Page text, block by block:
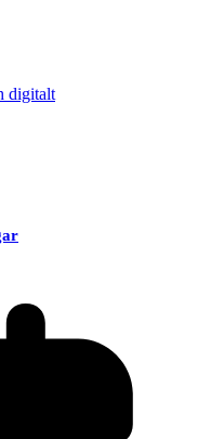
digitalt